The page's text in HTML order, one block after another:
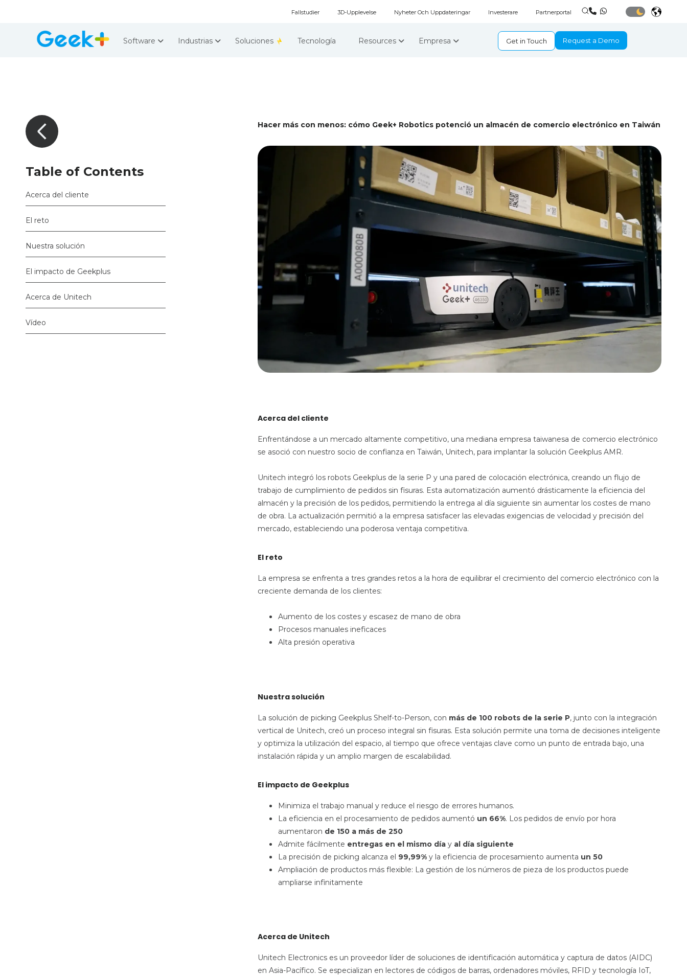
Fallstudier 3D-Upplevelse Nyheter Och Uppdateringar Investerare Partnerportal
Software Industrias Soluciones Tecnología Resources Empresa Get in Touch Request a Demo
Table of Contents
Acerca del cliente
El reto
Nuestra solución
El impacto de Geekplus
Acerca de Unitech
Vídeo
Hacer más con menos: cómo Geek+ Robotics potenció un almacén de comercio electrónico en Taiwán
Acerca del cliente
Enfrentándose a un mercado altamente competitivo, una mediana empresa taiwanesa de comercio electrónico
se asoció con nuestro socio de confianza en Taiwán, Unitech, para implantar la solución Geekplus AMR.
Unitech integró los robots Geekplus de la serie P y una pared de colocación electrónica, creando un flujo de
trabajo de cumplimiento de pedidos sin fisuras. Esta automatización aumentó drásticamente la eficiencia del
almacén y la precisión de los pedidos, permitiendo la entrega al día siguiente sin aumentar los costes de mano
de obra. La actualización permitió a la empresa satisfacer las elevadas exigencias de velocidad y precisión del
mercado, estableciendo una poderosa ventaja competitiva.
El reto
La empresa se enfrenta a tres grandes retos a la hora de equilibrar el crecimiento del comercio electrónico con la
creciente demanda de los clientes:
Aumento de los costes y escasez de mano de obra
Procesos manuales ineficaces
Alta presión operativa
Nuestra solución
La solución de picking Geekplus Shelf-to-Person, con más de 100 robots de la serie P, junto con la integración
vertical de Unitech, creó un proceso integral sin fisuras. Esta solución permite una toma de decisiones inteligente
y optimiza la utilización del espacio, al tiempo que ofrece ventajas clave como un punto de entrada bajo, una
instalación rápida y un amplio margen de escalabilidad.
El impacto de Geekplus
Minimiza el trabajo manual y reduce el riesgo de errores humanos.
La eficiencia en el procesamiento de pedidos aumentó un 66%. Los pedidos de envío por hora
aumentaron de 150 a más de 250
Admite fácilmente entregas en el mismo día y al día siguiente
La precisión de picking alcanza el 99,99% y la eficiencia de procesamiento aumenta un 50
Ampliación de productos más flexible: La gestión de los números de pieza de los productos puede
ampliarse infinitamente
Acerca de Unitech
Unitech Electronics es un proveedor líder de soluciones de identificación automática y captura de datos (AIDC)
en Asia-Pacífico. Se especializan en lectores de códigos de barras, ordenadores móviles, RFID y tecnología IoT,